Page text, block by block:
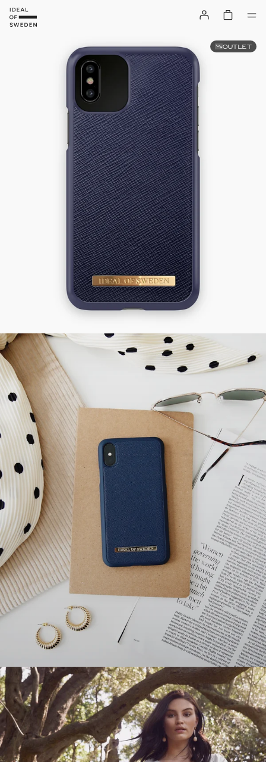
OUTLET